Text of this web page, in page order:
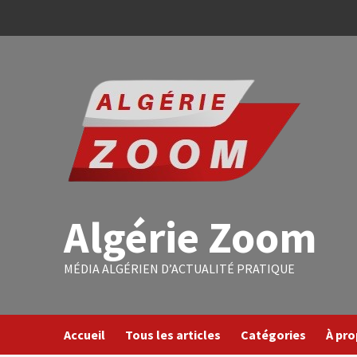
Algérie Zoom
MÉDIA ALGÉRIEN D’ACTUALITÉ PRATIQUE
Accueil Tous les articles Catégories À